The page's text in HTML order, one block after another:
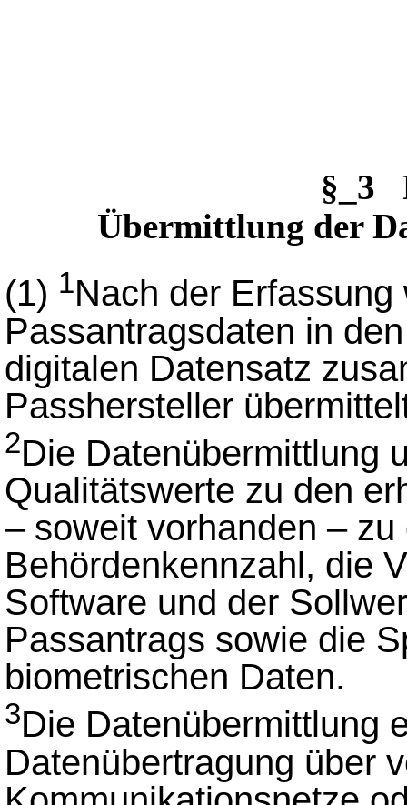
§_3
Übermittlung der
(1) 1Nach der
Passantragsdaten in
digitalen Datensatz
Passhersteller
2Die Datenübermittlung
Qualitätswerte zu den
– soweit vorhanden –
Behördenkennzahl, die
Software und der
Passantrags sowie die
biometrischen Daten.
3Die Datenübermittlung
Datenübertragung über